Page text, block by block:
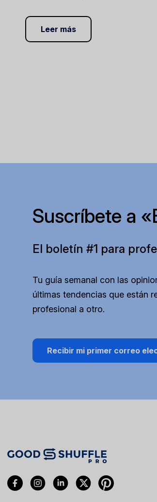
Leer más
Suscríbete a
El boletín #1 para
Tu guía semanal con las
últimas tendencias que están
profesional a otro.
Recibir mi primer correo